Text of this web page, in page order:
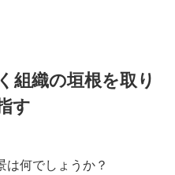
組織の垣根を取り
す
は何でしょうか？